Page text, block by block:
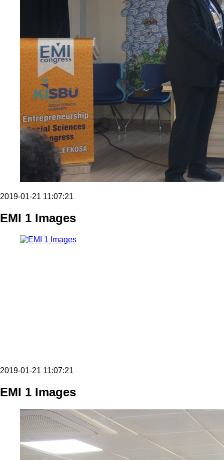
2019-01-21 11:07:21
EMI 1 Images
2019-01-21 11:07:21
EMI 1 Images